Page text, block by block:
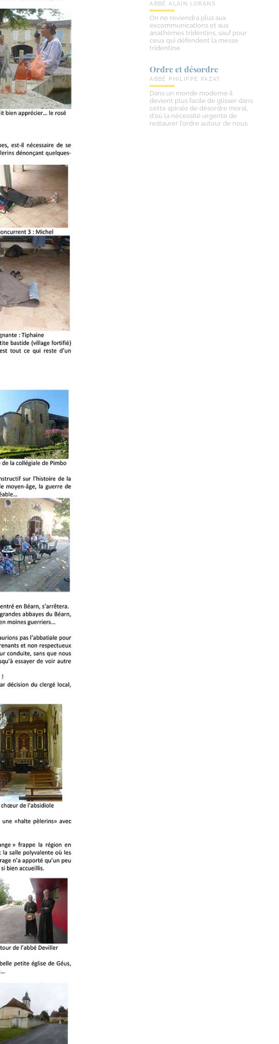
ABBÉ ALAIN LORANS
On ne reviendra plus aux
excommunications et aux
anathèmes tridentins, sauf pour
ceux qui défendent la messe
tridentine.
Ordre et désordre
ABBÉ PHILIPPE PAZAT
Dans un monde moderne il
devient plus facile de glisser dans
cette spirale de désordre moral,
d’où la nécessité urgente de
restaurer l’ordre autour de nous.